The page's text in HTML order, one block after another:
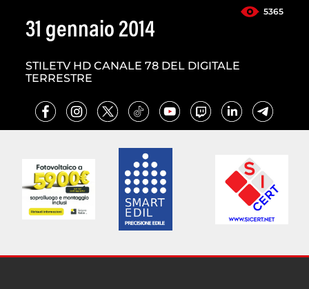
5365
31 gennaio 2014
STILETV HD CANALE 78 DEL DIGITALE
TERRESTRE